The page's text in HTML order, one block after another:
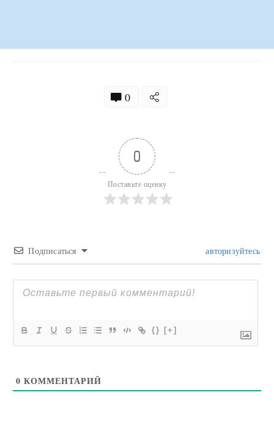
0
0
Поставьте оценку
Подписаться авторизуйтесь
{} [+]
0 КОММЕНТАРИЙ